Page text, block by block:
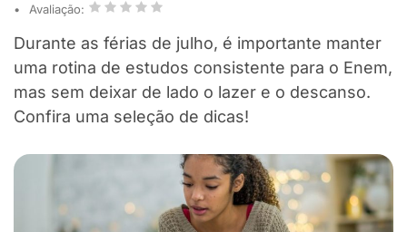
Avaliação:
Durante as férias de julho, é importante manter
uma rotina de estudos consistente para o Enem,
mas sem deixar de lado o lazer e o descanso.
Confira uma seleção de dicas!